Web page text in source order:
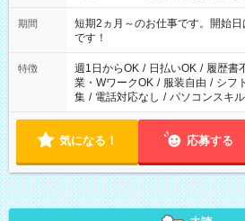
みたい」 「しっかり稼ぎたい」
い」など ご希望にあったお仕事をご案
の方の場合は1～2ヶ月間は日中で
仕事に慣れてからの夜勤になります。 ★家庭の都合でお
必要な場合も遠慮なくご相談くだ
期間
短期2ヵ月～のお仕事です。開始
です！
特徴 週1日からOK / 日払いOK / 履歴書
業・WワークOK / 服装自由 / シフ
集 / 電話対応なし / パソコンスキ
気になる！ 応募する